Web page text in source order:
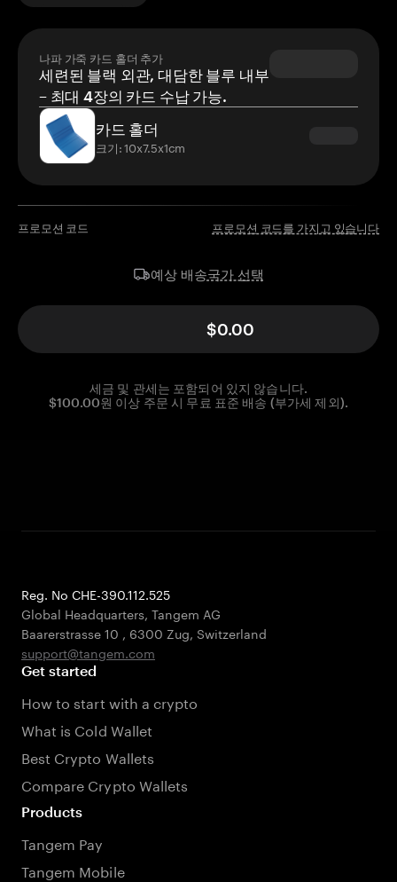
나파 가죽 카드 홀더 추가
세련된 블랙 외관, 대담한 블루 내부
– 최대 4장의 카드 수납 가능.
카드 홀더
크기: 10x7.5x1cm
프로모션 코드 프로모션 코드를 가지고 있습니다
예상 배송국가 선택
$0.00
세금 및 관세는 포함되어 있지 않습니다.
$100.00원 이상 주문 시 무료 표준 배송 (부가세 제외).
Reg. No CHE-390.112.525
Global Headquarters, Tangem AG
Baarerstrasse 10 , 6300 Zug, Switzerland
support@tangem.com
Get started
How to start with a crypto
What is Cold Wallet
Best Crypto Wallets
Compare Crypto Wallets
Products
Tangem Pay
Tangem Mobile